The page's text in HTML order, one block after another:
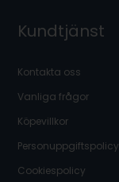
Kundtjänst
Kontakta oss
Vanliga frågor
Köpevillkor
Personuppgiftspolicy
Cookiespolicy